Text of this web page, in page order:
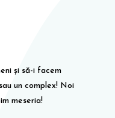
și să-i facem
un complex! Noi
meseria!